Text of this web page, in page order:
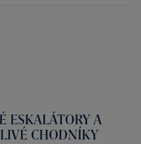
ESKALÁTORY A
CHODNÍKY